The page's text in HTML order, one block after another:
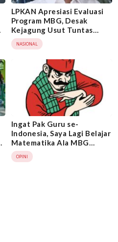
LPKAN Apresiasi Evaluasi
Program MBG, Desak
Kejagung Usut Tuntas
Dugaan Penyimpangan
Anggaran di BGN
NASIONAL
Ingat Pak Guru se-
Indonesia, Saya Lagi Belajar
Matematika Ala MBG
(Mahasiswa Bersama Guru)
OPINI